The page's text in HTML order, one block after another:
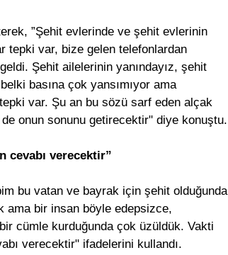
”Şehit evlerinde ve şehit evlerinin
tepki var, bize gelen telefonlardan
Şehit ailelerinin yanındayız, şehit
basına çok yansımıyor ama
var. Şu an bu sözü sarf eden alçak
onun sonunu getirecektir" diye konuştu.
cevabı verecektir”
bu vatan ve bayrak için şehit olduğunda
ama bir insan böyle edepsizce,
cümle kurduğunda çok üzüldük. Vakti
verecektir" ifadelerini kullandı.